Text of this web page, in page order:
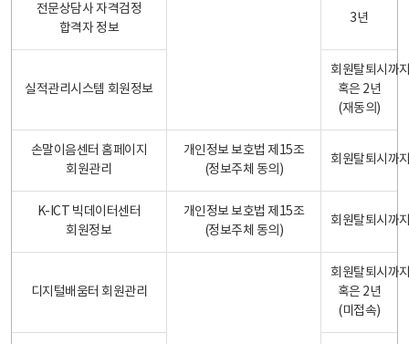
전문상담사 자격검정
합격자 정보
3년
실적관리시스템 회원정보
회원탈퇴시까
혹은 2년
(재동의)
손말이음센터 홈페이지
회원관리
개인정보 보호법 제15조
(정보주체 동의)
회원탈퇴시까
K-ICT 빅데이터센터
회원정보
개인정보 보호법 제15조
(정보주체 동의)
회원탈퇴시까
디지털배움터 회원관리
회원탈퇴시까
혹은 2년
(미접속)